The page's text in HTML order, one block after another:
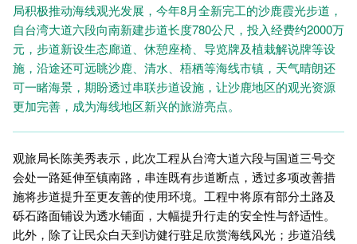
局积极推动海线观光发展，今年8月全新完工的沙鹿霞光步道，
自台湾大道六段向南新建步道长度780公尺，投入经费约2000万
元，步道新设生态廊道、休憩座椅、导览牌及植栽解说牌等设
施，沿途还可远眺沙鹿、清水、梧栖等海线市镇，天气晴朗还
可一睹海景，期盼透过串联步道设施，让沙鹿地区的观光资源
更加完善，成为海线地区新兴的旅游亮点。
观旅局长陈美秀表示，此次工程从台湾大道六段与国道三号交
会处一路延伸至镇南路，串连既有步道断点，透过多项改善措
施将步道提升至更友善的使用环境。工程中将原有部分土路及
砾石路面铺设为透水铺面，大幅提升行走的安全性与舒适性。
此外，除了让民众白天到访健行驻足欣赏海线风光；步道沿线